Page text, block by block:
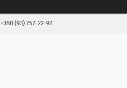
+380 (93) 757-22-97